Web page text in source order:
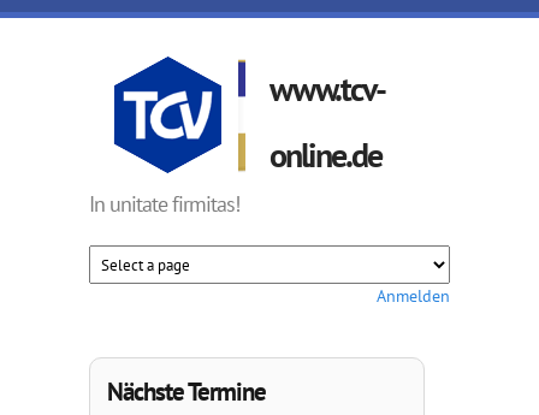
Direkt zum Inhalt
www.tcv-
online.de
In unitate firmitas!
Anmelden
Nächste Termine